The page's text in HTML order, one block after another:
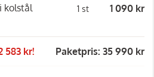
kolstål
1 st 1 090 kr
583 kr! Paketpris: 35 990 kr